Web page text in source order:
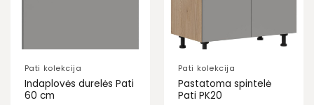
Pati kolekcija
Indaplovės durelės Pati
60 cm
Pati kolekcija
Pastatoma spintelė
Pati PK20